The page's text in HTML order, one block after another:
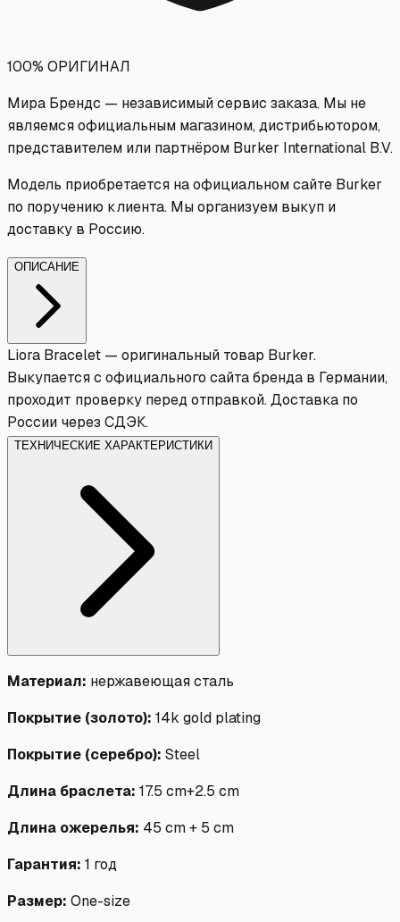
100% ОРИГИНАЛ
Мира Брендс — независимый сервис заказа. Мы не
являемся официальным магазином, дистрибьютором,
представителем или партнёром Burker International B.V.
Модель приобретается на официальном сайте Burker
по поручению клиента. Мы организуем выкуп и
доставку в Россию.
ОПИСАНИЕ
Liora Bracelet — оригинальный товар Burker.
Выкупается с официального сайта бренда в Германии,
проходит проверку перед отправкой. Доставка по
России через СДЭК.
ТЕХНИЧЕСКИЕ ХАРАКТЕРИСТИКИ
Материал: нержавеющая сталь
Покрытие (золото): 14k gold plating
Покрытие (серебро): Steel
Длина браслета: 17.5 cm+2.5 cm
Длина ожерелья: 45 cm + 5 cm
Гарантия: 1 год
Размер: One-size